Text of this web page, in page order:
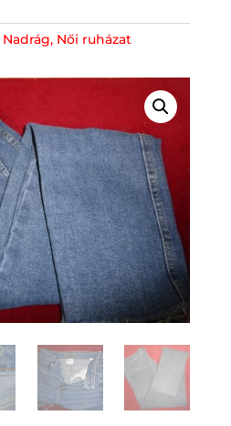
Nadrág, Női ruházat